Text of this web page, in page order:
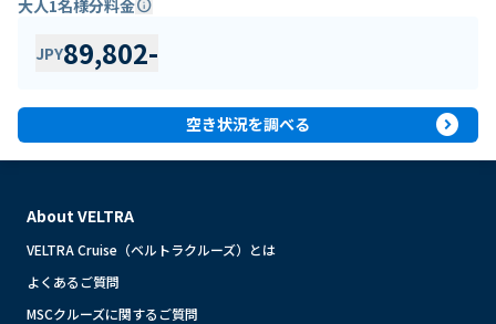
大人1名様分料金info
JPY89,802-
空き状況を調べる expand_circle_right
About VELTRA
VELTRA Cruise（ベルトラクルーズ）とは
よくあるご質問
MSCクルーズに関するご質問